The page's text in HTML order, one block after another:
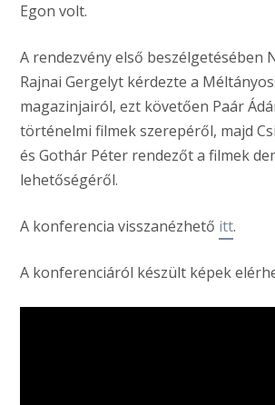
Egon volt.
A rendezvény első beszélgetésében
Rajnai Gergelyt kérdezte a
magazinjairól, ezt követően Paár
történelmi filmek szerepéről, majd
és Gothár Péter rendezőt a filmek
lehetőségéről.
A konferencia visszanézhető itt.
A konferenciáról készült képek